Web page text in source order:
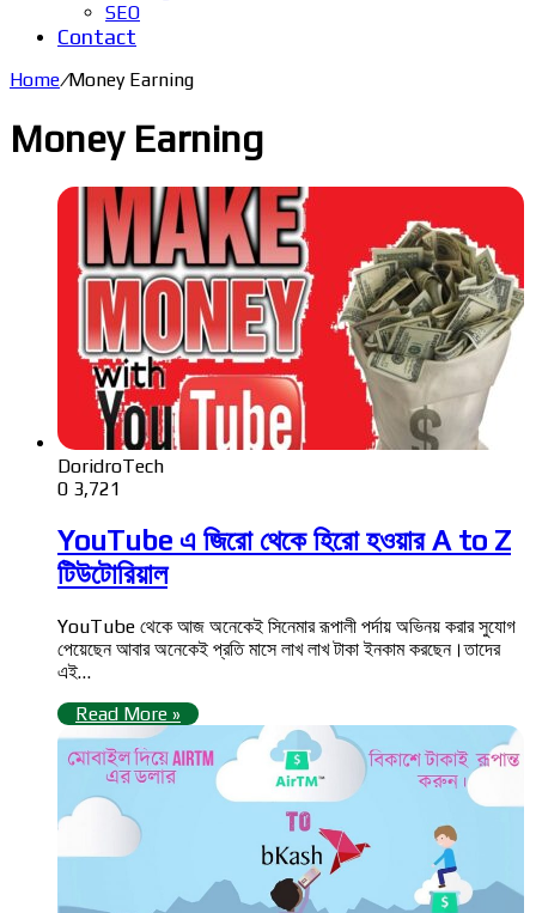
SEO
Contact
Home/Money Earning
Money Earning
DoridroTech
0 3,721
YouTube এ জিরো থেকে হিরো হওয়ার A to Z
টিউটোরিয়াল
YouTube থেকে আজ অনেকেই সিনেমার রূপালী পর্দায় অভিনয় করার সুযোগ
পেয়েছেন আবার অনেকেই প্রতি মাসে লাখ লাখ টাকা ইনকাম করছেন।তাদের
এই…
Read More »